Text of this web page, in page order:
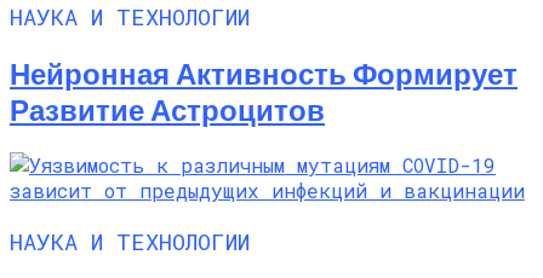
НАУКА И ТЕХНОЛОГИИ
Нейронная Активность Формирует
Развитие Астроцитов
НАУКА И ТЕХНОЛОГИИ